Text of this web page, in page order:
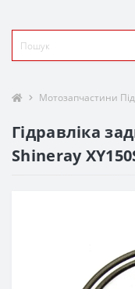
Мотозапчастини
Гідравліка
Shineray